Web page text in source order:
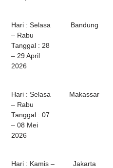
Hari : Selasa
– Rabu
Tanggal : 28
– 29 April
2026
Bandung
Hari : Selasa
– Rabu
Tanggal : 07
– 08 Mei
2026
Makassar
Hari : Kamis –
Jakarta